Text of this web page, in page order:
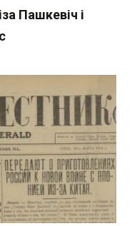
Пашкевіч і